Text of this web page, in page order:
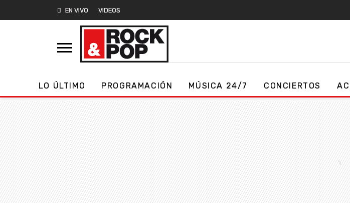
EN VIVO VIDEOS
LO ÚLTIMO PROGRAMACIÓN MÚSICA 24/7 CONCIERTOS